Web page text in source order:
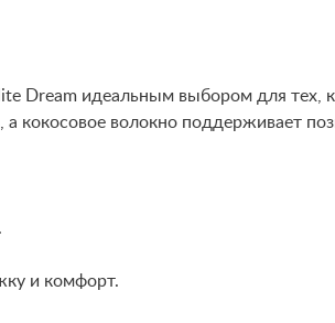
Dream идеальным выбором для
кокосовое волокно поддерживает
и комфорт.